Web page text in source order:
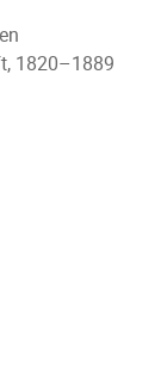
1820–1889